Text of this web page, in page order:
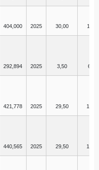
404,000 2025 30,00 11,75
292,894 2025 3,50 6,25
421,778 2025 29,50 14,25
440,565 2025 29,50 17,75